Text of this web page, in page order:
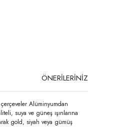
ÖNERİLERİNİZ
Alüminyumdan
suya ve güneş ışınlarına
gold, siyah veya gümüş